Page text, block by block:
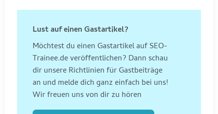
Lust auf einen Gastartikel?
Möchtest du einen Gastartikel auf SEO-
Trainee.de veröffentlichen? Dann schau
dir unsere Richtlinien für Gastbeiträge
an und melde dich ganz einfach bei uns!
Wir freuen uns von dir zu hören